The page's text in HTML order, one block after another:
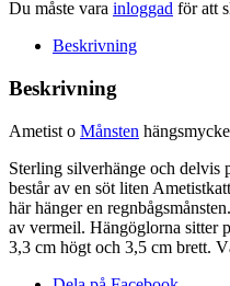
Du måste vara inloggad för att
Beskrivning
Beskrivning
Ametist o Månsten
Sterling silverhänge och delvis
består av en söt liten
här hänger en
av vermeil. Hängöglorna sitter
3,3 cm högt och 3,5 cm brett.